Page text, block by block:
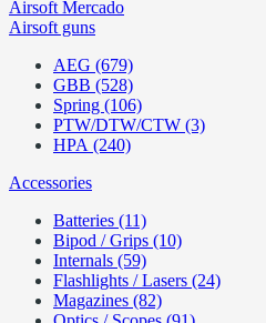
Airsoft Mercado
Airsoft guns
AEG (679)
GBB (528)
Spring (106)
PTW/DTW/CTW (3)
HPA (240)
Accessories
Batteries (11)
Bipod / Grips (10)
Internals (59)
Flashlights / Lasers (24)
Magazines (82)